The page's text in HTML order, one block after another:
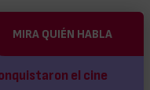
MIRA QUIÉN HABLA
el cine